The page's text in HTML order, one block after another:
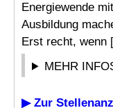
Energiewende
Ausbildung
Erst recht, wenn
MEHR
▶ Zur